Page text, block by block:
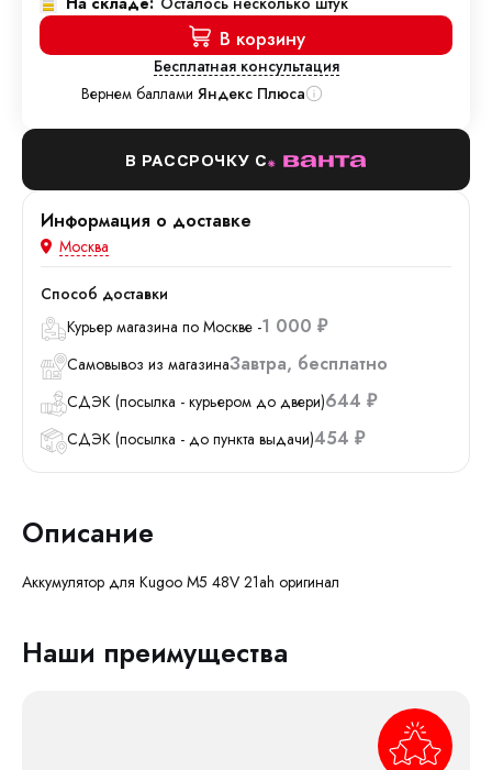
В корзину
Бесплатная консультация
Вернем баллами Яндекс Плюса
В РАССРОЧКУ С
Информация о доставке
Москва
Способ доставки
Курьер магазина по Москве -1 000 ₽
Самовывоз из магазинаЗавтра Бесплатно
СДЭК (посылка - курьером до двери)644 ₽
СДЭК (посылка - до пункта выдачи)454 ₽
Описание
Аккумулятор для Kugoo M5 48V 21ah оригинал
Наши преимущества